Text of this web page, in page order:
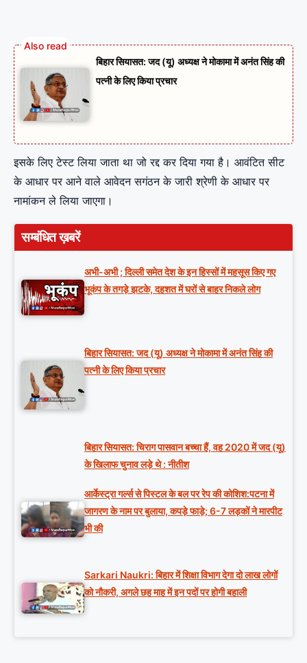
बिहार सियासत: जद (यू) अध्यक्ष ने मोकामा में अनंत सिंह की
पत्नी के लिए किया प्रचार
इसके लिए टेस्ट लिया जाता था जो रद्द कर दिया गया है। आवंटित सीट
के आधार पर आने वाले आवेदन सगंठन के जारी श्रेणी के आधार पर
नामांकन ले लिया जाएगा।
सम्बंधित ख़बरें
अभी-अभी ; दिल्ली समेत देश के इन हिस्सों में महसूस किए गए
भूकंप के तगड़े झटके, दहशत में घरों से बाहर निकले लोग
बिहार सियासत: जद (यू) अध्यक्ष ने मोकामा में अनंत सिंह की
पत्नी के लिए किया प्रचार
बिहार सियासत: चिराग पासवान बच्चा हैं, वह 2020 में जद (यू)
के खिलाफ चुनाव लड़े थे : नीतीश
आर्केस्ट्रा गर्ल्स से पिस्टल के बल पर रेप की कोशिश:पटना में
जागरण के नाम पर बुलाया, कपड़े फाड़े; 6-7 लड़कों ने मारपीट
भी की
Sarkari Naukri: बिहार में शिक्षा विभाग देगा दो लाख लोगों
को नौकरी, अगले छह माह में इन पदों पर होगी बहाली